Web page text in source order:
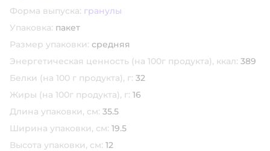
Форма выпуска: гранулы
Упаковка: пакет
Размер упаковки: средняя
Энергетическая ценность (на 100г продукта), ккал: 389
Белки (на 100 г продукта), г: 32
Жиры (на 100г продукта), г: 16
Длина упаковки, см: 35.5
Ширина упаковки, см: 19.5
Высота упаковки, см: 12